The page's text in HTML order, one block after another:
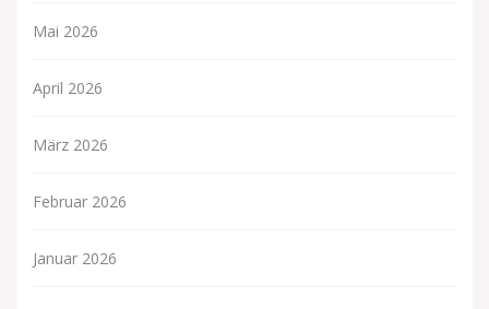
Mai 2026
April 2026
März 2026
Februar 2026
Januar 2026